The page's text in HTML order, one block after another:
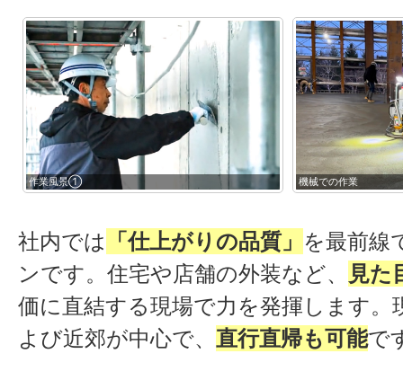
機械での作業 作業風景③
社内では 「仕上がりの品質」 を最前線
ンです。住宅や店舗の外装など、
見た
価に直結する現場で力を発揮します。
よび近郊が中心で、 直行直帰も可能で